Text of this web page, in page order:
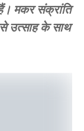
मकर संक्रांति
उत्साह के साथ